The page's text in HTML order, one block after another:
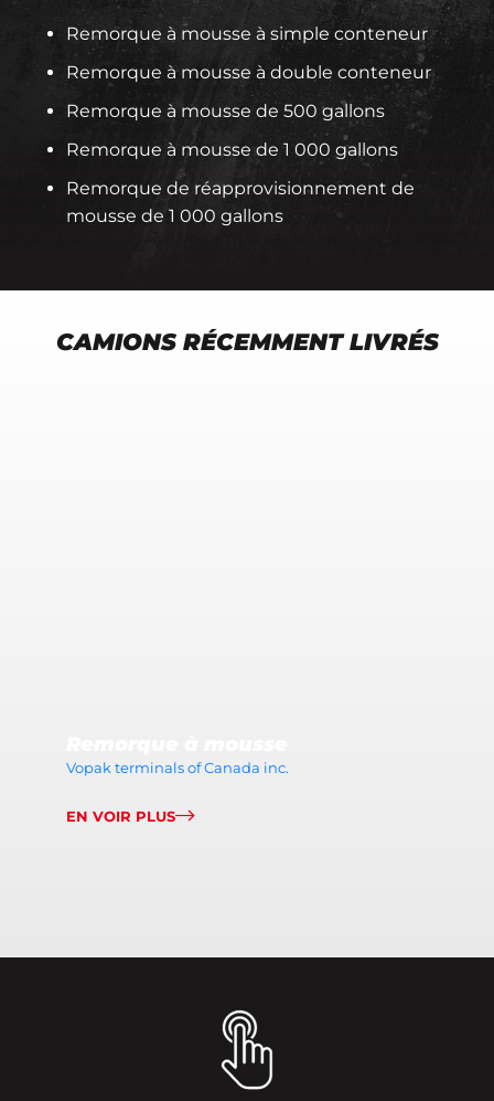
Remorque à mousse à simple conteneur
Remorque à mousse à double conteneur
Remorque à mousse de 500 gallons
Remorque à mousse de 1 000 gallons
Remorque de réapprovisionnement de
mousse de 1 000 gallons
CAMIONS RÉCEMMENT LIVRÉS
Vopak terminals of Canada inc.
EN VOIR PLUS